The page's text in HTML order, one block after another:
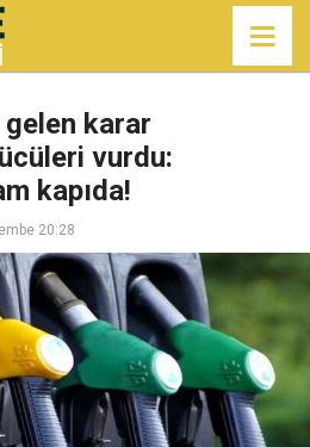
karar
vurdu:
kapıda!
20:28